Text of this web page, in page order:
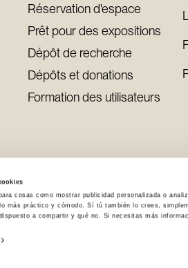
cosas como mostrar publicidad personalizada o
más práctico y cómodo. Sí tú también lo crees,
a compartir y qué no. Si necesitas más
Réservation d'espace
Prêt pour des expositions
Dépôt de recherche
Dépôts et donations
Formation des utilisateurs